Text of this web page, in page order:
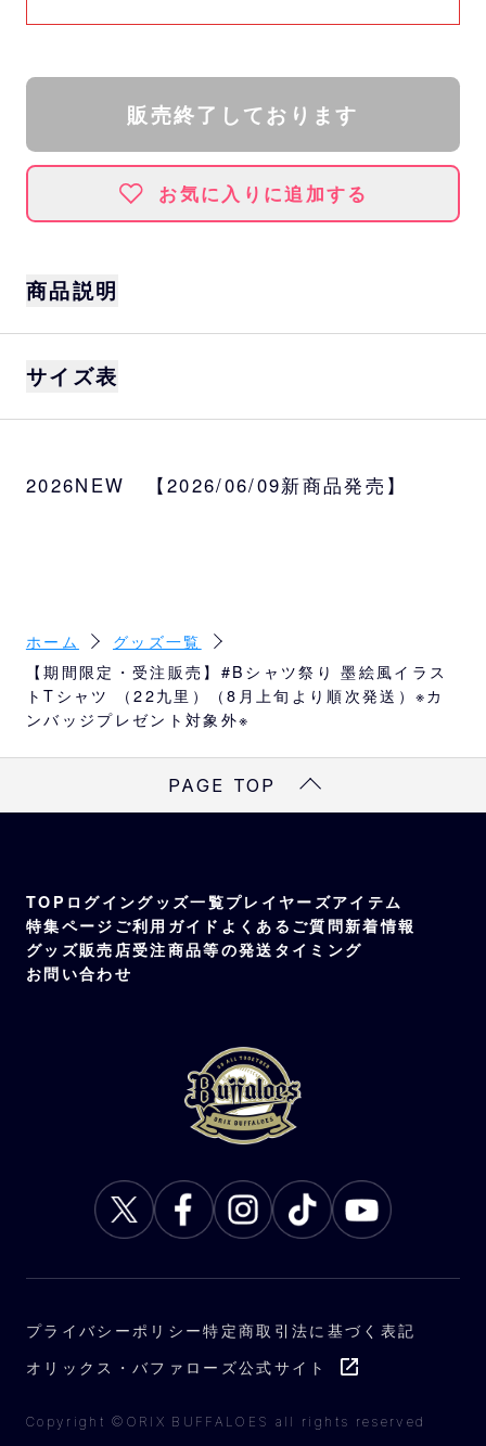
販売終了しております
お気に入りに追加する
商品説明
S、M、L、XL
カラー
素材
サイズ表
S 49 44 19
XL 78 58
※ サイズは目安になります
2026NEW 【2026/06/09新商品発売】
ホーム
グッズ一覧
【期間限定・受注販売】#Bシャツ祭り 墨絵風イラス
トTシャツ （22九里）（8月上旬より順次発送）※カ
ンバッジプレゼント対象外※
PAGE TOP
TOP ログイングッズ一覧プレイヤーズアイテム
特集ページ ご利用ガイド よくあるご質問新着情報
グッズ販売店受注商品等の発送タイミング
お問い合わせ
プライバシーポリシー特定商取引法に基づく表記
オリックス・バファローズ公式サイト
Copyright ©ORIX BUFFALOES all rights reserved